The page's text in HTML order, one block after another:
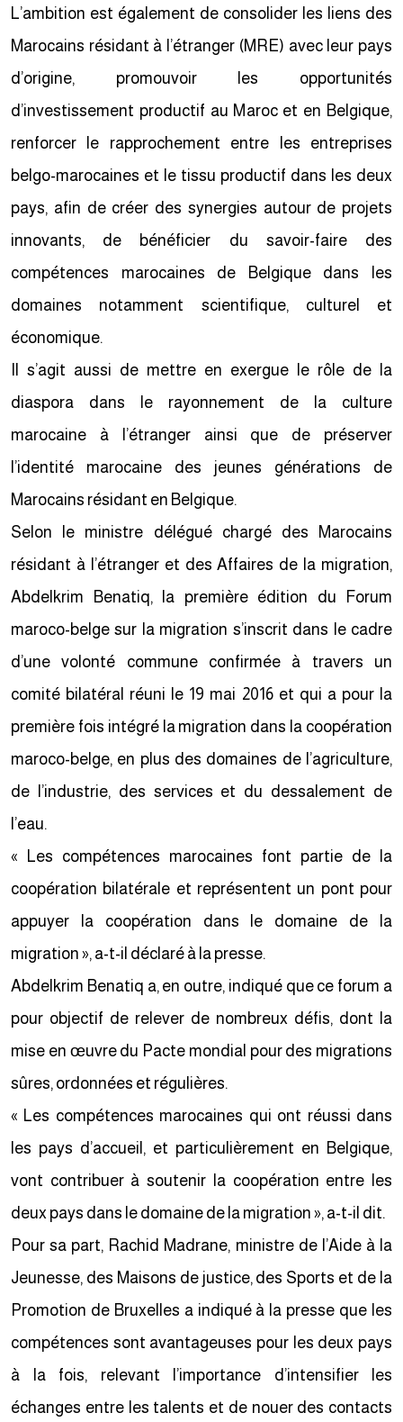
L’ambition est également de consolider les liens des
Marocains résidant à l’étranger (MRE) avec leur pays
d’origine, promouvoir les opportunités
d’investissement productif au Maroc et en Belgique,
renforcer le rapprochement entre les entreprises
belgo-marocaines et le tissu productif dans les deux
pays, afin de créer des synergies autour de projets
innovants, de bénéficier du savoir-faire des
compétences marocaines de Belgique dans les
domaines notamment scientifique, culturel et
économique.
Il s’agit aussi de mettre en exergue le rôle de la
diaspora dans le rayonnement de la culture
marocaine à l’étranger ainsi que de préserver
l’identité marocaine des jeunes générations de
Marocains résidant en Belgique.
Selon le ministre délégué chargé des Marocains
résidant à l’étranger et des Affaires de la migration,
Abdelkrim Benatiq, la première édition du Forum
maroco-belge sur la migration s’inscrit dans le cadre
d’une volonté commune confirmée à travers un
comité bilatéral réuni le 19 mai 2016 et qui a pour la
première fois intégré la migration dans la coopération
maroco-belge, en plus des domaines de l’agriculture,
de l’industrie, des services et du dessalement de
l’eau.
« Les compétences marocaines font partie de la
coopération bilatérale et représentent un pont pour
appuyer la coopération dans le domaine de la
migration », a-t-il déclaré à la presse.
Abdelkrim Benatiq a, en outre, indiqué que ce forum a
pour objectif de relever de nombreux défis, dont la
mise en œuvre du Pacte mondial pour des migrations
sûres, ordonnées et régulières.
« Les compétences marocaines qui ont réussi dans
les pays d’accueil, et particulièrement en Belgique,
vont contribuer à soutenir la coopération entre les
deux pays dans le domaine de la migration », a-t-il dit.
Pour sa part, Rachid Madrane, ministre de l’Aide à la
Jeunesse, des Maisons de justice, des Sports et de la
Promotion de Bruxelles a indiqué à la presse que les
compétences sont avantageuses pour les deux pays
à la fois, relevant l’importance d’intensifier les
échanges entre les talents et de nouer des contacts